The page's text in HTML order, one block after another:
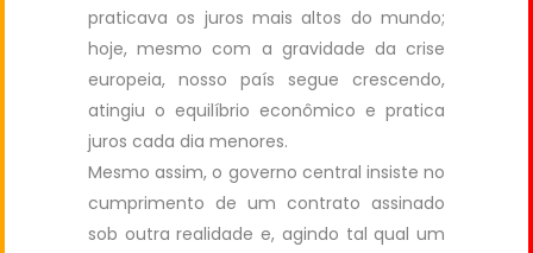
praticava os juros mais altos do mundo;
hoje, mesmo com a gravidade da crise
europeia, nosso país segue crescendo,
atingiu o equilíbrio econômico e pratica
juros cada dia menores.
Mesmo assim, o governo central insiste no
cumprimento de um contrato assinado
sob outra realidade e, agindo tal qual um